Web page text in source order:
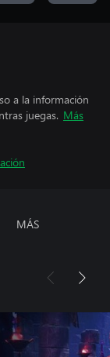
a la información
juegas. Más
MÁS